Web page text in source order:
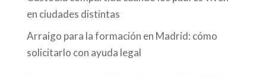
en ciudades distintas
Arraigo para la formación en Madrid: cómo
solicitarlo con ayuda legal